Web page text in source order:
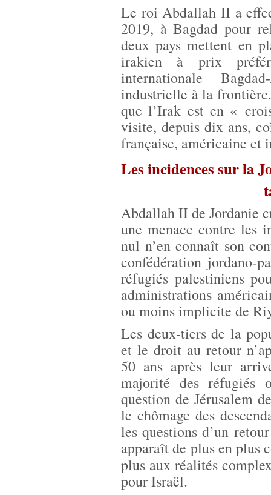
Le roi Abdallah II a
2019, à Bagdad pour
deux pays mettent en
irakien à prix
internationale
industrielle à la
que l’Irak est en «
visite, depuis dix ans,
française, américaine et
Les incidences sur la
Abdallah II de Jordanie
une menace contre les
nul n’en connaît son
confédération jordano-
réfugiés palestiniens
administrations
ou moins implicite de
Les deux-tiers de la
et le droit au retour
50 ans après leur
majorité des réfugiés
question de Jérusalem
le chômage des
les questions d’un
apparaît de plus en plus
plus aux réalités
pour Israël.